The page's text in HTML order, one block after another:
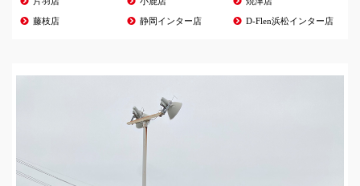
藤枝店 静岡インター店 D-Flen浜松インター店